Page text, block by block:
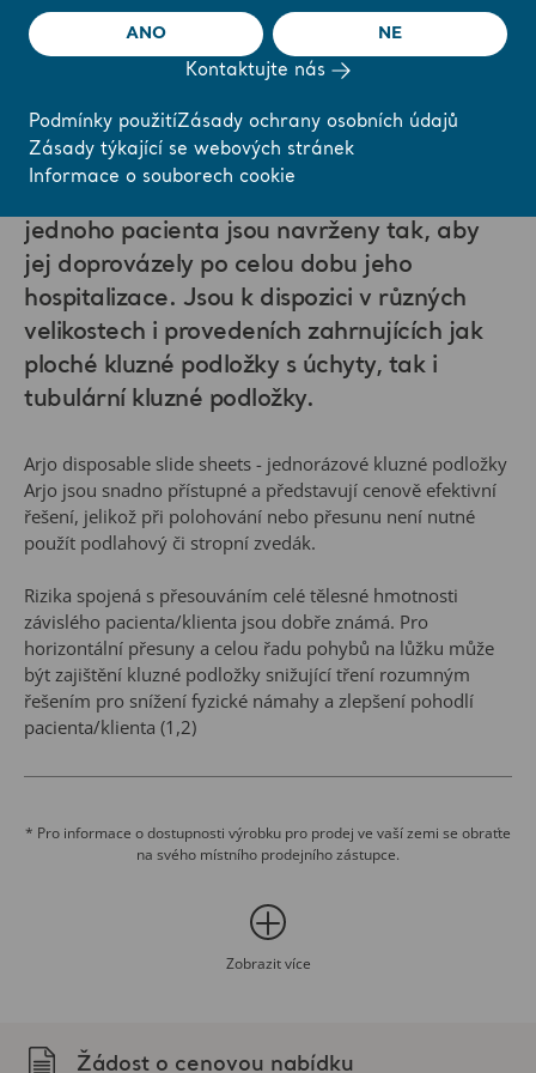
Žádost o cenovou nabídku
Arjo disposable slide sheets - jednorázové
jednoho pacienta jsou navrženy tak, aby
jej doprovázely po celou dobu jeho
hospitalizace. Jsou k dispozici v různých
velikostech i provedeních zahrnujících jak
ploché kluzné podložky s úchyty, tak i
tubulární kluzné podložky.
Arjo disposable slide sheets - jednorázové kluzné podložky
Arjo jsou snadno přístupné a představují cenově efektivní
řešení, jelikož při polohování nebo přesunu není nutné
použít podlahový či stropní zvedák.
Rizika spojená s přesouváním celé tělesné hmotnosti
závislého pacienta/klienta jsou dobře známá. Pro
horizontální přesuny a celou řadu pohybů na lůžku může
být zajištění kluzné podložky snižující tření rozumným
řešením pro snížení fyzické námahy a zlepšení pohodlí
pacienta/klienta (1,2)
Ploché podložky mají všité úchyty pro pohodlný úchop při
tažné popruhy, pokud je zapotřebí větší dosah.
povrchy sešitými do tubulárního tvaru, což znamená, že ke
snížení tření do stejné míry je zapotřebí pouze jeden
výrobek namísto dvou plochých kluzných podložek.
rizika vzniku dekubitů. Prevalence a incidence dekubitů
* Pro informace o dostupnosti výrobku pro prodej ve vaší zemi se obraťte
na svého místního prodejního zástupce.
Zobrazit více
ANO NE
Kontaktujte nás
Podmínky použitíZásady ochrany osobních údajů
Zásady týkající se webových stránek
Informace o souborech cookie